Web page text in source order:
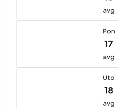
avg
Pon
17
avg
Uto
18
avg